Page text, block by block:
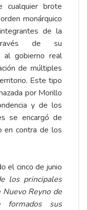
cualquier brote
monárquico
de la
de su
al gobierno real
de múltiples
Este tipo
por Morillo
y de los
se encargó de
en contra de los
el cinco de junio
los principales
Reyno de
formados sus